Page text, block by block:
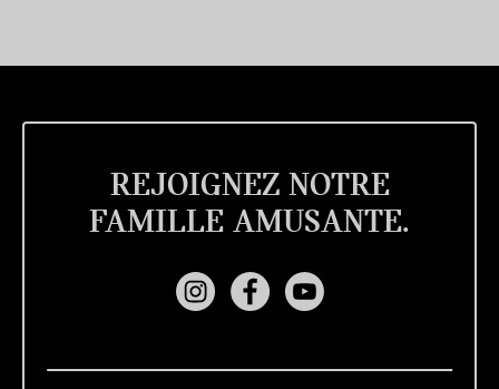
REJOIGNEZ NOTRE
FAMILLE AMUSANTE.